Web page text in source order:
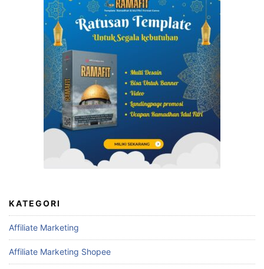
KATEGORI
Affiliate Marketing
Affiliate Marketing Shopee